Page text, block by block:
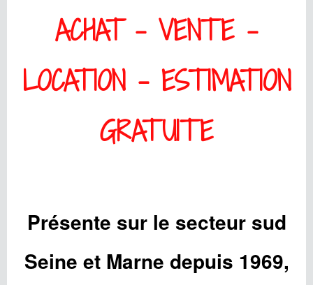
ACHAT - VENTE-
LOCATION- ESTIMATION
GRATUITE
Présente sur le secteur sud
Seine et Marne depuis 1969,